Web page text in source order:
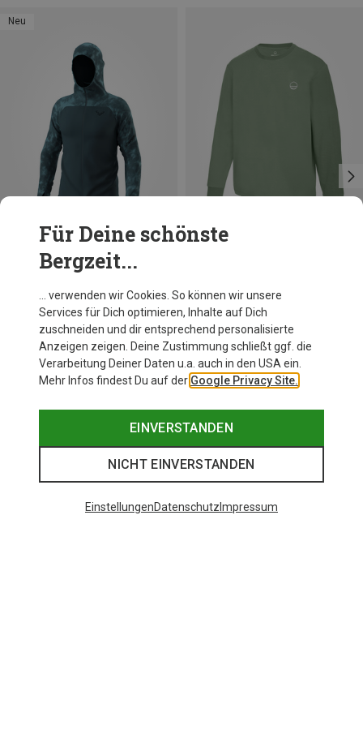
Neu
Herren Trail Reflective Wind Jacke
139,95 €
M L XL XXL
Für Deine schönste
Bergzeit...
… verwenden wir Cookies. So können wir unsere
Services für Dich optimieren, Inhalte auf Dich
zuschneiden und dir entsprechend personalisierte
Anzeigen zeigen. Deine Zustimmung schließt ggf. die
Verarbeitung Deiner Daten u.a. auch in den USA ein.
Mehr Infos findest Du auf der Google Privacy Site.
EINVERSTANDEN
NICHT EINVERSTANDEN
EinstellungenDatenschutz Impressum